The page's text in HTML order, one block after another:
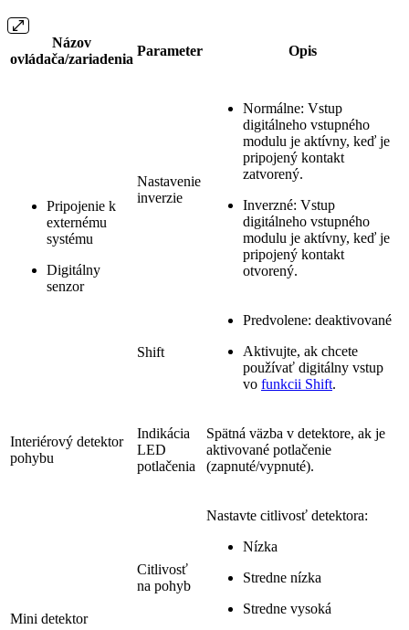
Názov
ovládača/zariadenia
Parameter Opis
Pripojenie k
externému
systému
Digitálny
senzor
Nastavenie
inverzie
Normálne: Vstup
digitálneho vstupného
modulu je aktívny, keď je
pripojený kontakt
zatvorený.
Inverzné: Vstup
digitálneho vstupného
modulu je aktívny, keď je
pripojený kontakt
otvorený.
Shift
Predvolene: deaktivované
Aktivujte, ak chcete
používať digitálny vstup
vo funkcii Shift.
Interiérový detektor
pohybu
Indikácia
LED
potlačenia
Spätná väzba v detektore, ak je
aktivované potlačenie
(zapnuté/vypnuté).
Mini detektor
Citlivosť
na pohyb
Nastavte citlivosť detektora:
Nízka
Stredne nízka
Stredne vysoká